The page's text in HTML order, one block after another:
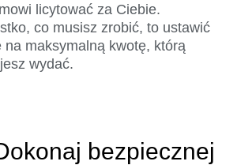
licytować za Ciebie.
co musisz zrobić, to ustawić
na maksymalną kwotę, którą
wydać.
bezpiecznej